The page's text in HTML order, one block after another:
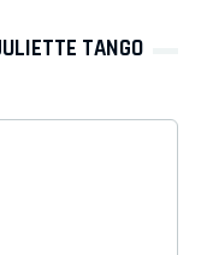
TANGO